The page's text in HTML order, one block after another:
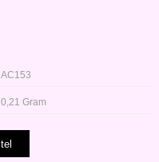
AC153
0,21 Gram